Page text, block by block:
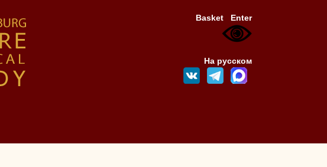
Basket Enter
На русском